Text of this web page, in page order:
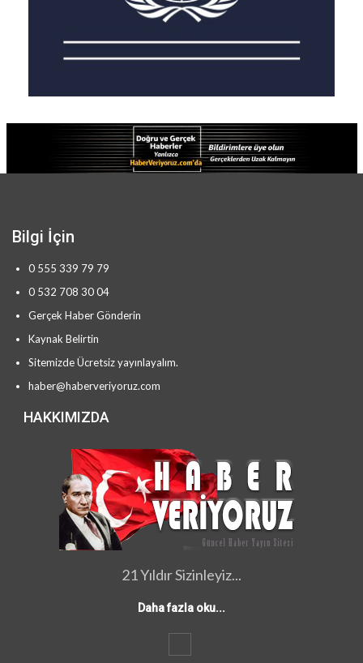
Bilgi İçin
0 555 339 79 79
0 532 708 30 04
Gerçek Haber Gönderin
Kaynak Belirtin
Sitemizde Ücretsiz yayınlayalım.
haber@haberveriyoruz.com
HAKKIMIZDA
21 Yıldır Sizinleyiz...
Daha fazla oku...